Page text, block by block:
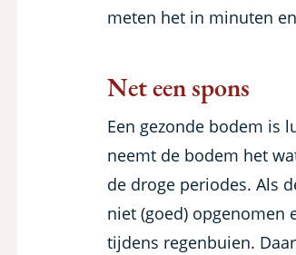
meten het in minuten
Net een spons
Een gezonde bodem is
neemt de bodem het
de droge periodes. Als
niet (goed) opgenomen
tijdens regenbuien.